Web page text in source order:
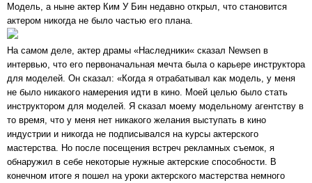
Модель, а ныне актер Ким У Бин недавно открыл, что становится
актером никогда не было частью его плана.
На самом деле, актер драмы «Наследники« сказал Newsen в
интервью, что его первоначальная мечта была о карьере инструктора
для моделей. Он сказал: «Когда я отрабатывал как модель, у меня
не было никакого намерения идти в кино. Моей целью было стать
инструктором для моделей. Я сказал моему модельному агентству в
то время, что у меня нет никакого желания выступать в кино
индустрии и никогда не подписывался на курсы актерского
мастерства. Но после посещения встреч рекламных съемок, я
обнаружил в себе некоторые нужные актерские способности. В
конечном итоге я пошел на уроки актерского мастерства немного